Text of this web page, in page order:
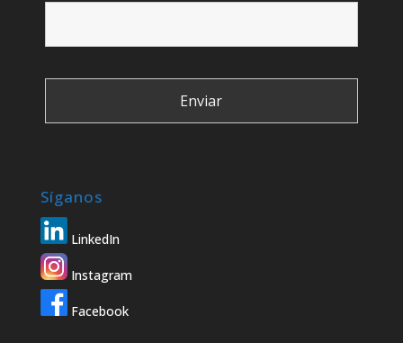
Síganos
LinkedIn
Instagram
Facebook